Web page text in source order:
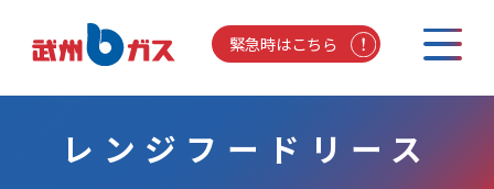
緊急時はこちら
レンジフードリース